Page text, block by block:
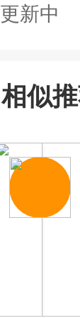
更新中
相似